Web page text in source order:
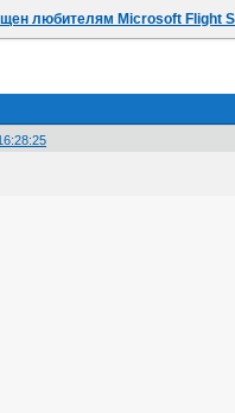
любителям Microsoft Flight